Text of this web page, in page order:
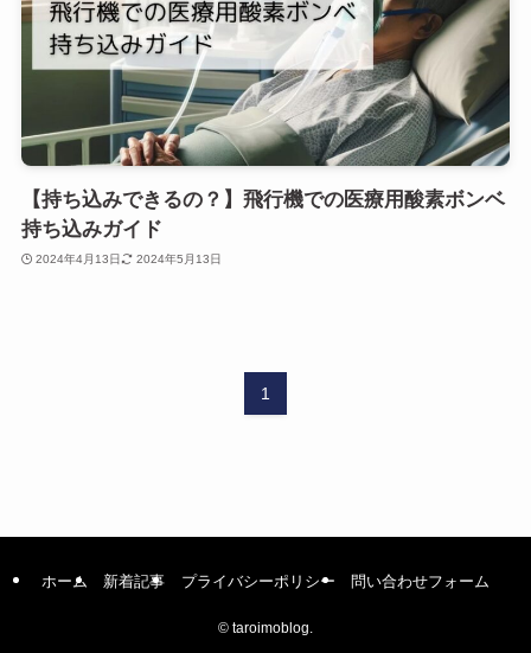
【持ち込みできるの？】飛行機での医療用酸素ボンベ
持ち込みガイド
2024年4月13日 2024年5月13日
1
ホーム 新着記事 プライバシーポリシー 問い合わせフォーム
© taroimoblog.